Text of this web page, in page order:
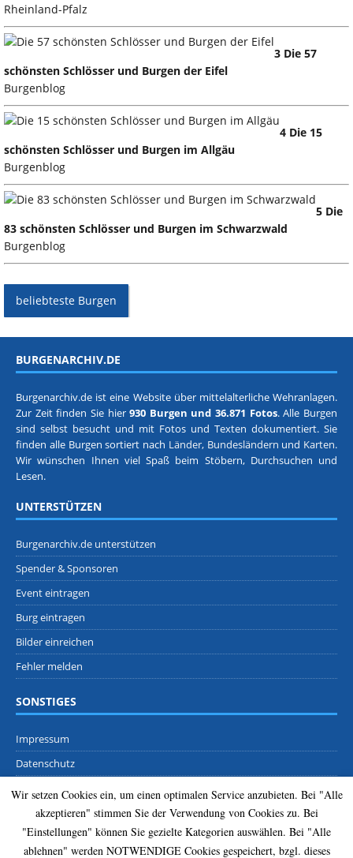
Rheinland-Pfalz
3 Die 57
schönsten Schlösser und Burgen der Eifel
Burgenblog
4 Die 15
schönsten Schlösser und Burgen im Allgäu
Burgenblog
5 Die
83 schönsten Schlösser und Burgen im Schwarzwald
Burgenblog
beliebteste Burgen
BURGENARCHIV.DE
Burgenarchiv.de ist eine Website über mittelalterliche Wehranlagen.
Zur Zeit finden Sie hier930 Burgen und 36.871 Fotos. Alle Burgen
sind selbst besucht und mit Fotos und Texten dokumentiert. Sie
finden alle Burgen sortiert nach Länder, Bundesländern und Karten.
Wir wünschen Ihnen viel Spaß beim Stöbern, Durchsuchen und
Lesen.
UNTERSTÜTZEN
Burgenarchiv.de unterstützen
Spender & Sponsoren
Event eintragen
Burg eintragen
Bilder einreichen
Fehler melden
SONSTIGES
Impressum
Datenschutz
Kontakt
Presse
Team
Wir setzen Cookies ein, um einen optimalen Service anzubieten. Bei "Alle
akzeptieren" stimmen Sie der Verwendung von Cookies zu. Bei
"Einstellungen" können Sie gezielte Kategorien auswählen. Bei "Alle
ablehnen" werden NOTWENDIGE Cookies gespeichert, bzgl. dieses